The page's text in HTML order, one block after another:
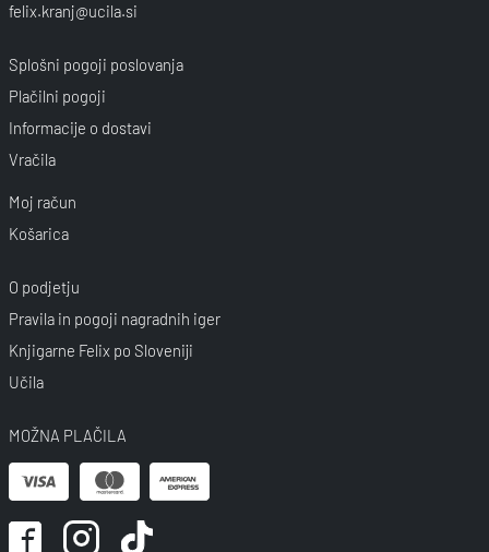
felix.kranj@ucila.si
Splošni pogoji poslovanja
Plačilni pogoji
Informacije o dostavi
Vračila
Moj račun
Košarica
O podjetju
Pravila in pogoji nagradnih iger
Knjigarne Felix po Sloveniji
Učila
MOŽNA PLAČILA